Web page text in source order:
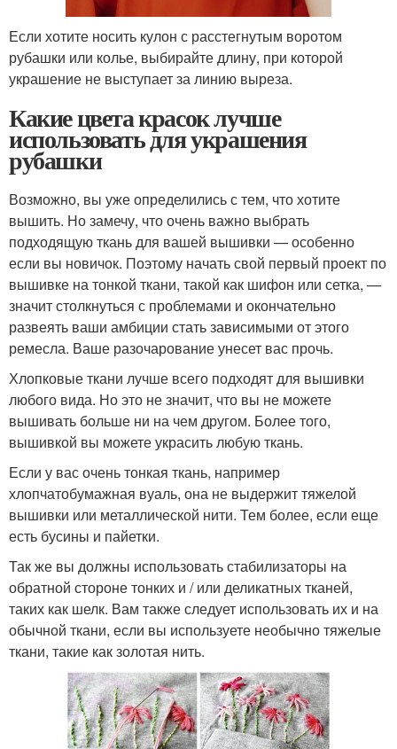
Если хотите носить кулон с расстегнутым воротом
рубашки или колье, выбирайте длину, при которой
украшение не выступает за линию выреза.
Какие цвета красок лучше
использовать для украшения
рубашки
Возможно, вы уже определились с тем, что хотите
вышить. Но замечу, что очень важно выбрать
подходящую ткань для вашей вышивки — особенно
если вы новичок. Поэтому начать свой первый проект по
вышивке на тонкой ткани, такой как шифон или сетка, —
значит столкнуться с проблемами и окончательно
развеять ваши амбиции стать зависимыми от этого
ремесла. Ваше разочарование унесет вас прочь.
Хлопковые ткани лучше всего подходят для вышивки
любого вида. Но это не значит, что вы не можете
вышивать больше ни на чем другом. Более того,
вышивкой вы можете украсить любую ткань.
Если у вас очень тонкая ткань, например
хлопчатобумажная вуаль, она не выдержит тяжелой
вышивки или металлической нити. Тем более, если еще
есть бусины и пайетки.
Так же вы должны использовать стабилизаторы на
обратной стороне тонких и / или деликатных тканей,
таких как шелк. Вам также следует использовать их и на
обычной ткани, если вы используете необычно тяжелые
ткани, такие как золотая нить.